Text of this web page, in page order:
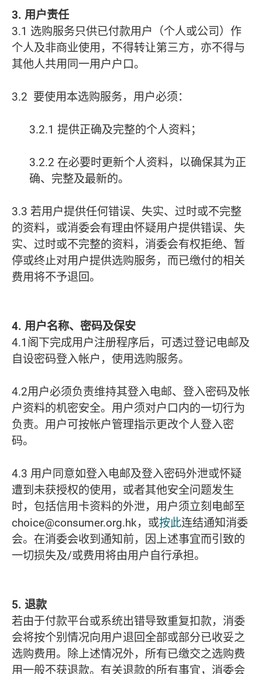
3. 用户责任
3.1 选购服务只供已付款用户（个人或公司）作
个人及非商业使用，不得转让第三方，亦不得与
其他人共用同一用户户口。
3.2 要使用本选购服务，用户必须：
3.2.1 提供正确及完整的个人资料；
3.2.2 在必要时更新个人资料，以确保其为正
确、完整及最新的。
3.3 若用户提供任何错误、失实、过时或不完整
的资料，或消委会有理由怀疑用户提供错误、失
实、过时或不完整的资料，消委会有权拒绝、暂
停或终止对用户提供选购服务，而已缴付的相关
费用将不予退回。
4. 用户名称、密码及保安
4.1阁下完成用户注册程序后，可透过登记电邮及
自设密码登入帐户，使用选购服务。
4.2用户必须负责维持其登入电邮、登入密码及帐
户资料的机密安全。用户须对户口内的一切行为
负责。用户可按帐户管理指示更改个人登入密
码。
4.3 用户同意如登入电邮及登入密码外泄或怀疑
遭到未获授权的使用，或者其他安全问题发生
时，包括信用卡资料的外泄，用户须立刻电邮至
choice@consumer.org.hk，或按此连结通知消委
会。在消委会收到通知前，因上述事宜而引致的
一切损失及/或费用将由用户自行承担。
5. 退款
若由于付款平台或系统出错导致重复扣款，消委
会将按个别情况向用户退回全部或部分已收妥之
选购费用。除上述情况外，所有已缴交之选购费
用一般不获退款。有关退款的所有事宜，消委会